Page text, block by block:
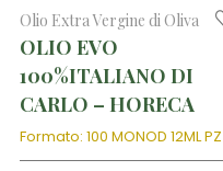
Olio Extra Vergine di Oliva
OLIO EVO
100%ITALIANO DI
CARLO – HORECA
Formato: 100 MONOD 12ML PZ